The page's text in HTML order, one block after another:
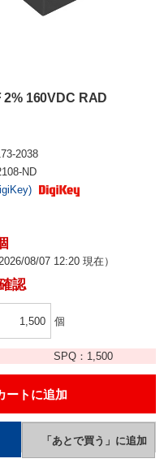
160VDC RAD
2038
ND
08/07 12:20 現在）
認
個
SPQ： 1,500